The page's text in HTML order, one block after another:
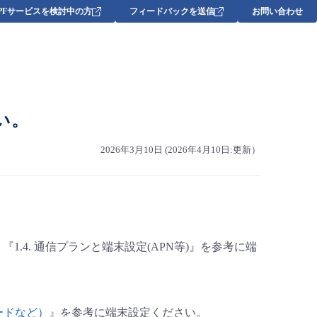
サービスを検討中の方 フィードバックを送信 お問い合わせ
2026年3月10日 (2026年4月10日:更新）
1.4. 通信プランと端末設定(APN等)』を参考に端
など） 』を参考に端末設定ください。